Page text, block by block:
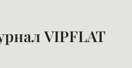
VIPFLAT